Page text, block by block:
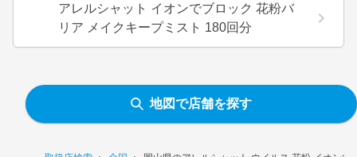
アレルシャット イオンでブロック 花粉バ
リア メイクキープミスト 180回分
地図で店舗を探す